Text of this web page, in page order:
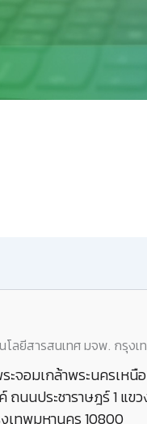
โลยีสารสนเทศ มจพ. กรุงเ
จอมเกล้าพระนครเหนือ
ถนนประชาราษฎร์ 1 แข
เทพมหานคร 10800